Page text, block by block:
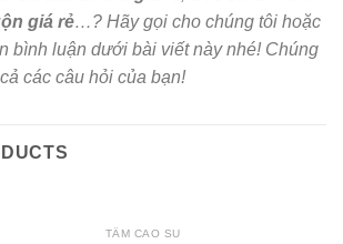
giá rẻ…? Hãy gọi cho chúng tôi hoặc
bình luận dưới bài viết này nhé! Chúng
các câu hỏi của bạn!
TẤM CAO SU